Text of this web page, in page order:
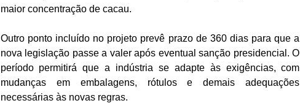
maior concentração de cacau.
Outro ponto incluído no projeto prevê prazo de 360 dias para que a
nova legislação passe a valer após eventual sanção presidencial. O
período permitirá que a indústria se adapte às exigências, com
mudanças em embalagens, rótulos e demais adequações
necessárias às novas regras.